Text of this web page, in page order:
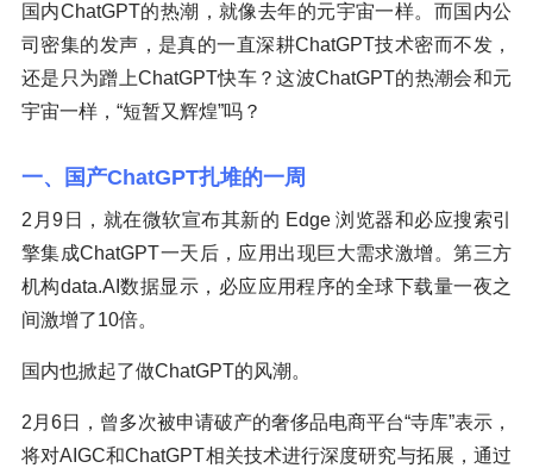
国内ChatGPT的热潮，就像去年的元宇宙一样。而国内公
司密集的发声，是真的一直深耕ChatGPT技术密而不发，
还是只为蹭上ChatGPT快车？这波ChatGPT的热潮会和元
宇宙一样，“短暂又辉煌”吗？
一、国产ChatGPT扎堆的一周
2月9日，就在微软宣布其新的 Edge 浏览器和必应搜索引
擎集成ChatGPT一天后，应用出现巨大需求激增。第三方
机构data.AI数据显示，必应应用程序的全球下载量一夜之
间激增了10倍。
国内也掀起了做ChatGPT的风潮。
2月6日，曾多次被申请破产的奢侈品电商平台“寺库”表示，
将对AIGC和ChatGPT相关技术进行深度研究与拓展，通过